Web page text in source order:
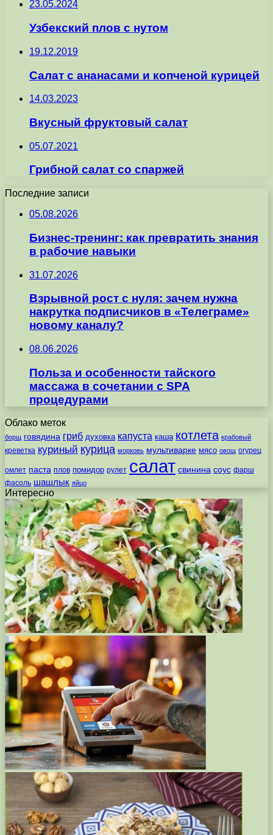
23.05.2024
Узбекский плов с нутом
19.12.2019
Салат с ананасами и копченой курицей
14.03.2023
Вкусный фруктовый салат
05.07.2021
Грибной салат со спаржей
Последние записи
05.08.2026
Бизнес-тренинг: как превратить знания
в рабочие навыки
31.07.2026
Взрывной рост с нуля: зачем нужна
накрутка подписчиков в «Телеграме»
новому каналу?
08.06.2026
Польза и особенности тайского
массажа в сочетании с SPA
процедурами
Облако меток
борщ говядина гриб духовка капуста каша котлета крабовый
креветка куриный курица морковь мультиварке мясо овощ огурец
омлет паста плов помидор рулет салат свинина соус фарш
фасоль шашлык яйцо
Интересно